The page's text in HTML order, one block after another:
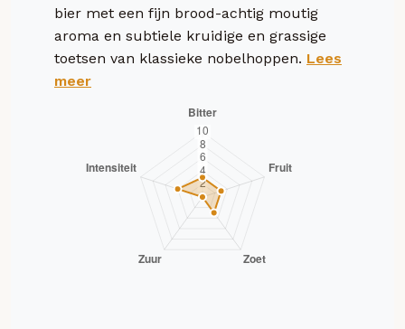
bier met een fijn brood-achtig moutig
aroma en subtiele kruidige en grassige
toetsen van klassieke nobelhoppen. Lees
meer